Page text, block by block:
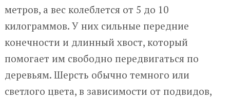
метров, а вес колеблется от 5 до 10
килограммов. У них сильные передние
конечности и длинный хвост, который
помогает им свободно передвигаться по
деревьям. Шерсть обычно темного или
светлого цвета, в зависимости от подвидов,